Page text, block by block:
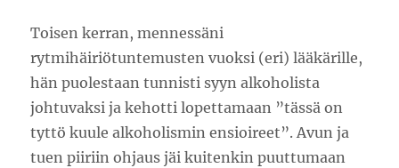
Toisen kerran, mennessäni
rytmihäiriötuntemusten vuoksi (eri) lääkärille,
hän puolestaan tunnisti syyn alkoholista
johtuvaksi ja kehotti lopettamaan ”tässä on
tyttö kuule alkoholismin ensioireet”. Avun ja
tuen piiriin ohjaus jäi kuitenkin puuttumaan